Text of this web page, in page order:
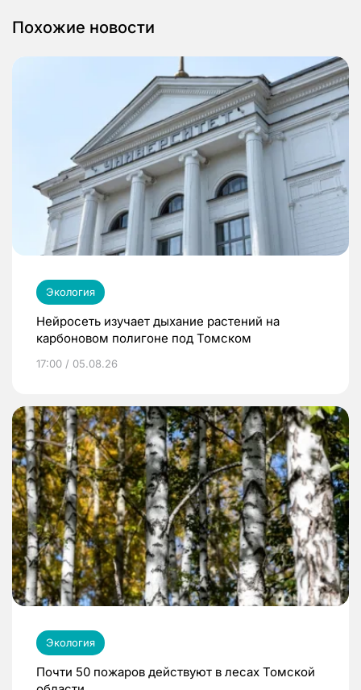
Похожие новости
Экология
Нейросеть изучает дыхание растений на
карбоновом полигоне под Томском
17:00 / 05.08.26
Экология
Почти 50 пожаров действуют в лесах Томской